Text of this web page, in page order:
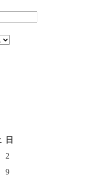
日
2
9